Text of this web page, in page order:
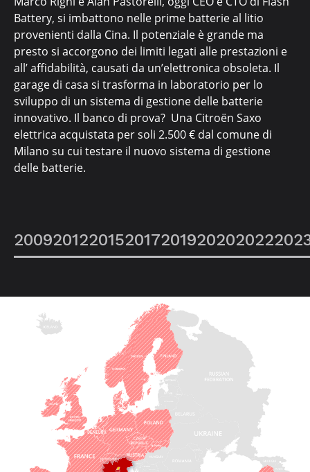
Battery, si imbattono nelle prime batterie al litio
provenienti dalla Cina. Il potenziale è grande ma
presto si accorgono dei limiti legati alle prestazioni e
all’ affidabilità, causati da un’elettronica obsoleta. Il
garage di casa si trasforma in laboratorio per lo
sviluppo di un sistema di gestione delle batterie
innovativo. Il banco di prova? Una Citroën Saxo
elettrica acquistata per soli 2.500 € dal comune di
Milano su cui testare il nuovo sistema di gestione
delle batterie.
2009201220152017201920202022